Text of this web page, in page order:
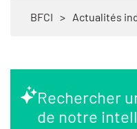
BFCI > Actualités
Rechercher
de notre